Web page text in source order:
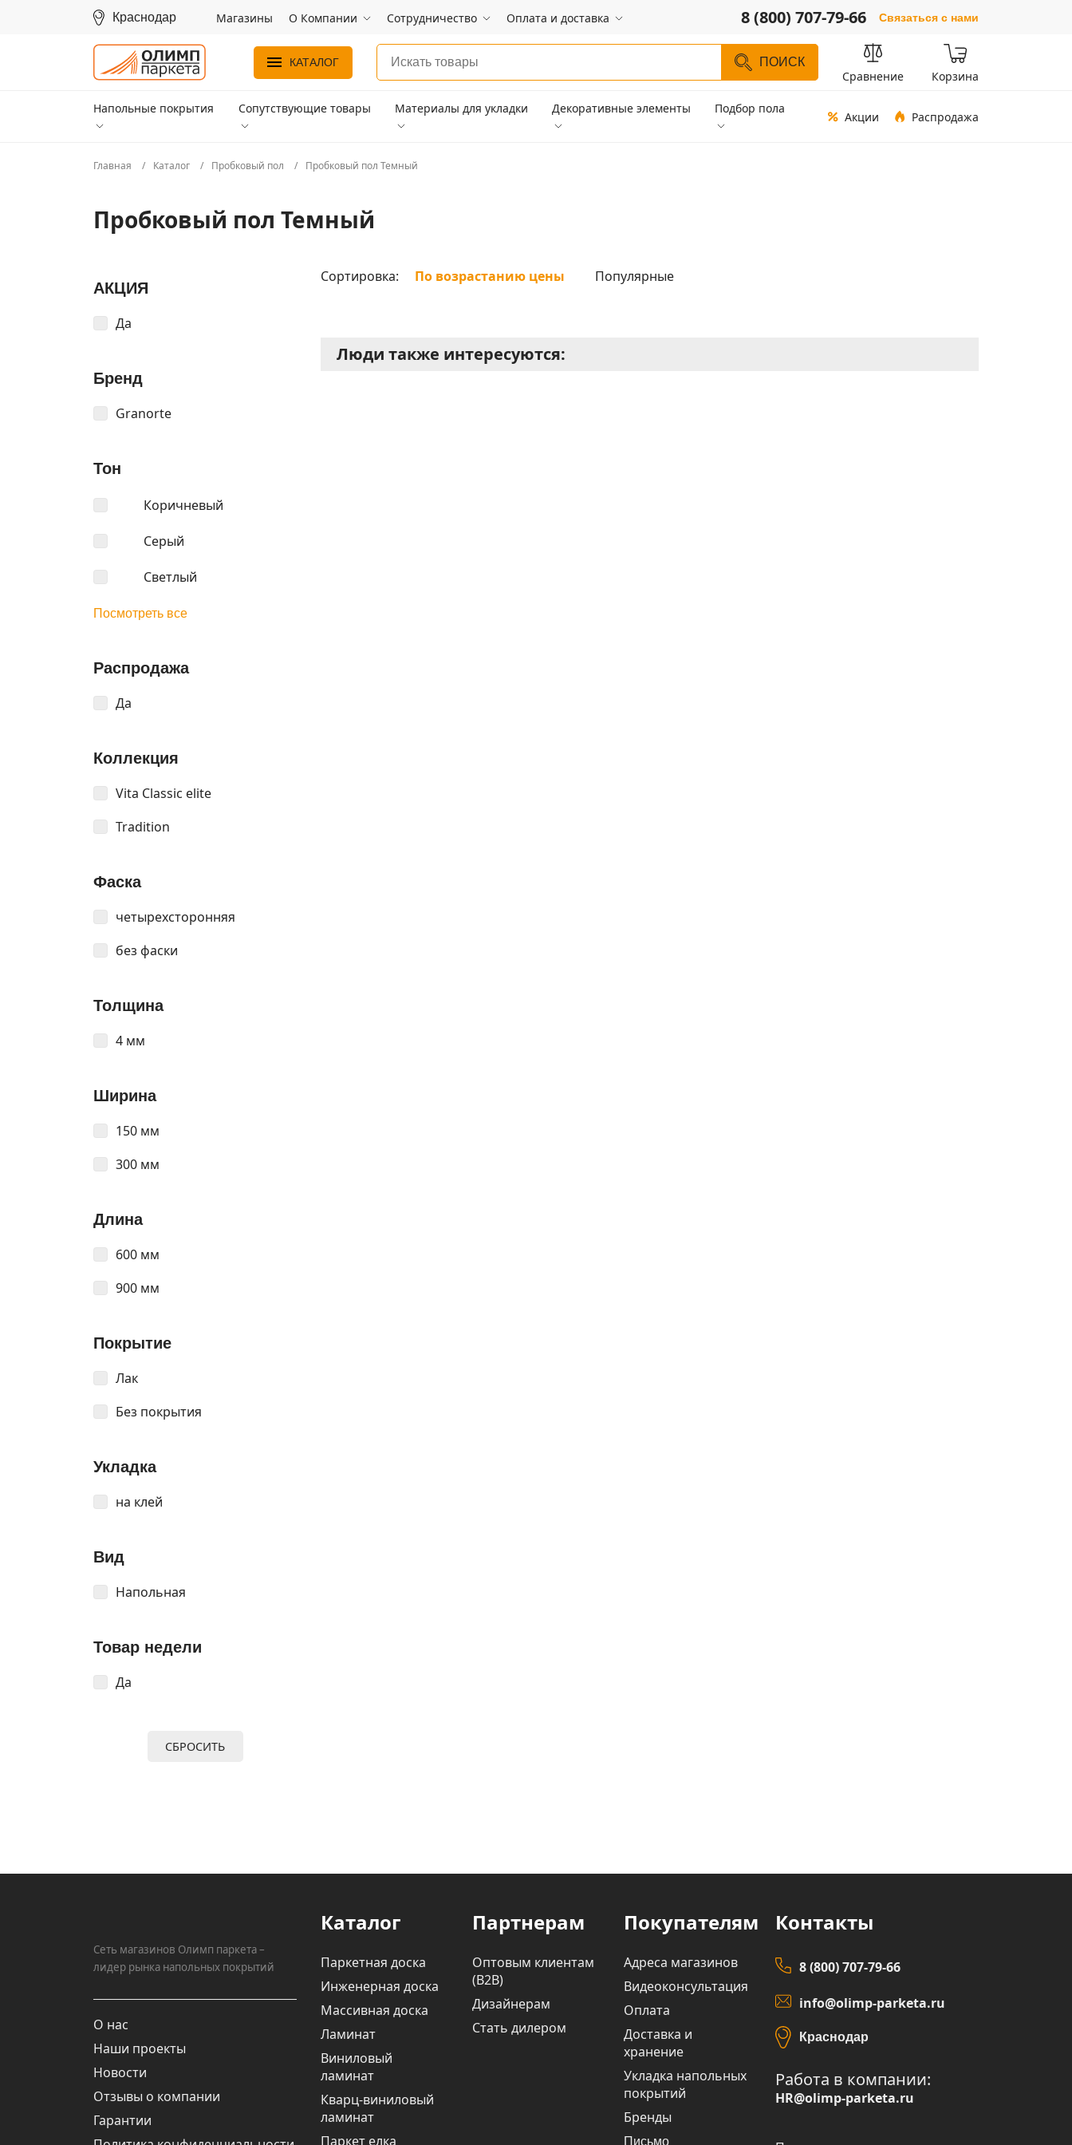
Краснодар Магазины О Компании Сотрудничество Оплата и доставка 8 (800) 707-79-66 Связаться с нами
КАТАЛОГ ПОИСК
Сравнение Корзина
Напольные покрытия Сопутствующие товары Материалы для укладки Декоративные элементы Подбор пола
Акции Распродажа
Главная Каталог Пробковый пол Пробковый пол Темный
Пробковый пол Темный
АКЦИЯ
Да
Бренд
Granorte
Тон
Коричневый
Серый
Светлый
Посмотреть все
Распродажа
Да
Коллекция
Vita Classic elite
Tradition
Фаска
четырехсторонняя
без фаски
Толщина
4 мм
Ширина
150 мм
300 мм
Длина
600 мм
900 мм
Покрытие
Лак
Без покрытия
Укладка
на клей
Вид
Напольная
Товар недели
Да
СБРОСИТЬ
Сортировка: По возрастанию цены Популярные
Люди также интересуются:
Сеть магазинов Олимп паркета –
лидер рынка напольных покрытий
О нас
Наши проекты
Новости
Отзывы о компании
Гарантии
Каталог
Паркетная доска
Инженерная доска
Массивная доска
Ламинат
Виниловый
ламинат
Кварц-виниловый
ламинат
Паркет елка
Партнерам
Оптовым клиентам
(В2В)
Дизайнерам
Стать дилером
Покупателям
Адреса магазинов
Видеоконсультация
Оплата
Доставка и
хранение
Укладка напольных
покрытий
Бренды
Письмо
Контакты
8 (800) 707-79-66
info@olimp-parketa.ru
Краснодар
Работа в компании:
HR@olimp-parketa.ru